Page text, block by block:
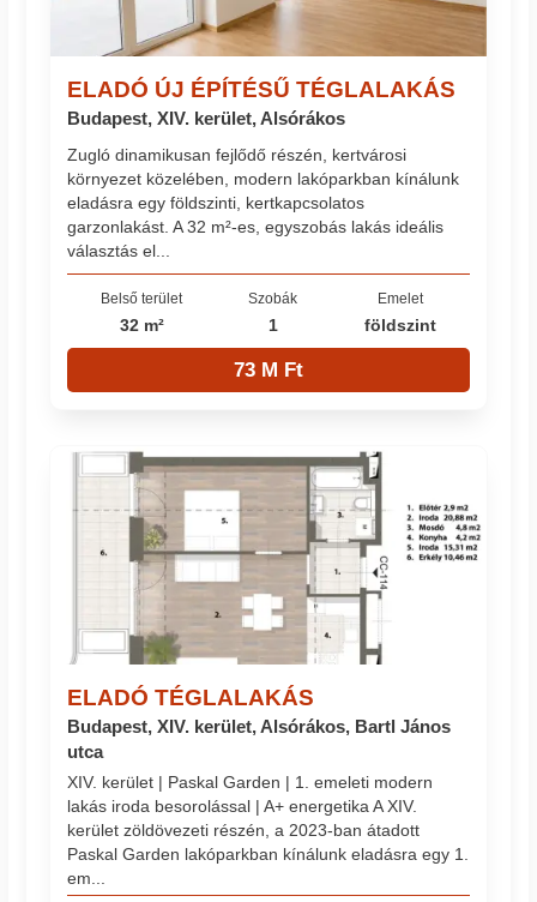
ELADÓ ÚJ ÉPÍTÉSŰ TÉGLALAKÁS
Budapest, XIV. kerület, Alsórákos
Zugló dinamikusan fejlődő részén, kertvárosi
környezet közelében, modern lakóparkban kínálunk
eladásra egy földszinti, kertkapcsolatos
garzonlakást. A 32 m²-es, egyszobás lakás ideális
választás el...
Belső terület
32 m²
Szobák
1
Emelet
földszint
73 M Ft
ELADÓ TÉGLALAKÁS
Budapest, XIV. kerület, Alsórákos, Bartl János
utca
XIV. kerület | Paskal Garden | 1. emeleti modern
lakás iroda besorolással | A+ energetika A XIV.
kerület zöldövezeti részén, a 2023-ban átadott
Paskal Garden lakóparkban kínálunk eladásra egy 1.
em...